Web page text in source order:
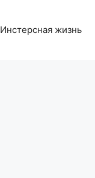
Инстерсная жизнь